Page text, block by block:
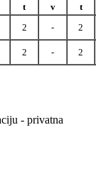
t v
t
2 - 2
2 - 2